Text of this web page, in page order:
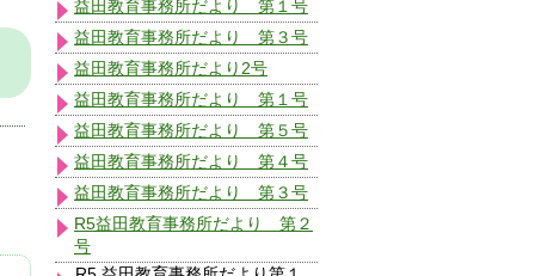
益田教育事務所だより 第１号
益田教育事務所だより 第３号
益田教育事務所だより2号
益田教育事務所だより 第１号
益田教育事務所だより 第５号
益田教育事務所だより 第４号
益田教育事務所だより 第３号
R5益田教育事務所だより 第２
号